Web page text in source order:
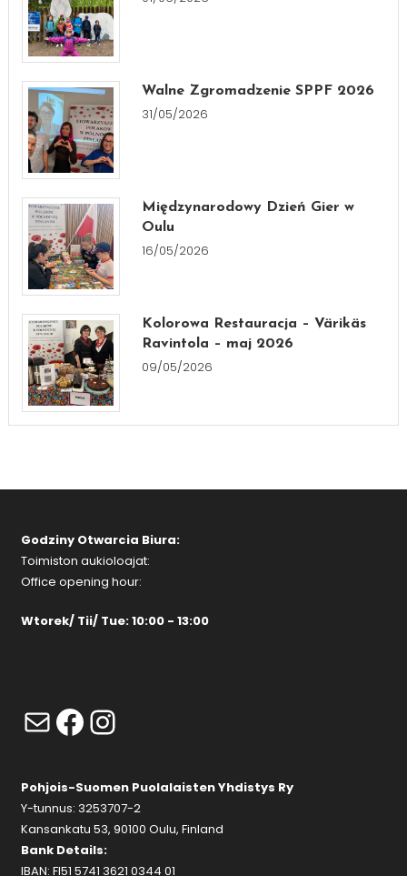
Walne Zgromadzenie SPPF 2026
31/05/2026
Międzynarodowy Dzień Gier w
Oulu
16/05/2026
Kolorowa Restauracja – Värikäs
Ravintola – maj 2026
09/05/2026
Godziny Otwarcia Biura:
Toimiston aukioloajat:
Office opening hour:
Wtorek/ Tii/ Tue: 10:00 - 13:00
MailFacebook
Instagram
Pohjois-Suomen Puolalaisten Yhdistys Ry
Y-tunnus: 3253707-2
Kansankatu 53, 90100 Oulu, Finland
Bank Details:
IBAN: FI51 5741 3621 0344 01